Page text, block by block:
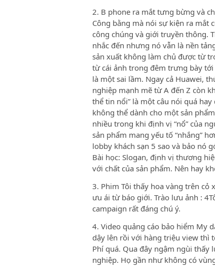
2. B phone ra mắt tưng bừng và
Công bằng mà nói sự kiện ra mắt
công chúng và giới truyền thông.
nhắc đến nhưng nó vẫn là nền
sản xuất không làm chủ được từ
từ cái ảnh trong đêm trưng bày
là một sai lầm. Ngay cả Huawei,
nghiệp mạnh mẽ từ A đến Z còn
thể tin nổi” là một câu nói quá
không thể dành cho một sản
nhiều trong khi định vị “nổ” của
sản phẩm mang yếu tố “nhắng”
lobby khách sạn 5 sao và bảo nó
Bài học: Slogan, định vị thương
với chất của sản phẩm. Nên hay
3. Phim Tôi thấy hoa vàng trên
ưu ái từ báo giới. Trào lưu ảnh :
campaign rất đáng chú ý.
4. Video quảng cáo bảo hiểm My
dậy lên rồi với hàng triệu view thì
Phí quá. Qua đây ngậm ngùi thấy
nghiệp. Họ gần như không có